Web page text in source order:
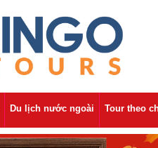
Du lịch nước ngoài Tour theo